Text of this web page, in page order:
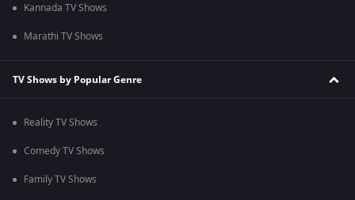
Kannada TV Shows
Marathi TV Shows
TV Shows by Popular Genre
Reality TV Shows
Comedy TV Shows
Family TV Shows